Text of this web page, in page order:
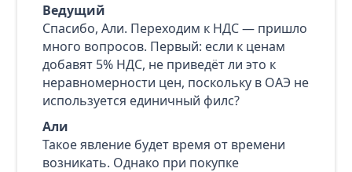
Ведущий
Спасибо, Али. Переходим к НДС — пришло
много вопросов. Первый: если к ценам
добавят 5% НДС, не приведёт ли это к
неравномерности цен, поскольку в ОАЭ не
используется единичный филс?
Али
Такое явление будет время от времени
возникать. Однако при покупке